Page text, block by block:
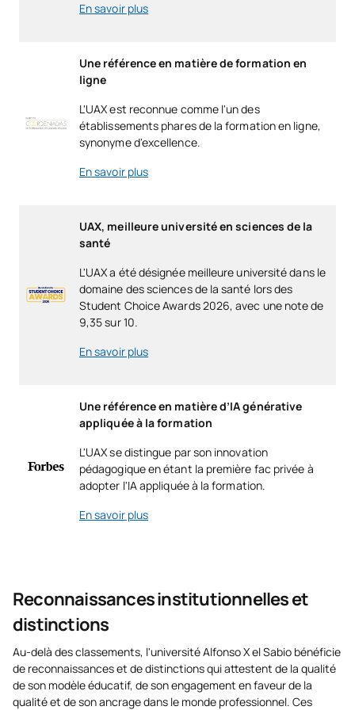
En savoir plus
Une référence en matière de formation en
ligne
L'UAX est reconnue comme l'un des
établissements phares de la formation en ligne,
synonyme d'excellence.
En savoir plus
UAX, meilleure université en sciences de la
santé
L'UAX a été désignée meilleure université dans le
domaine des sciences de la santé lors des
Student Choice Awards 2026, avec une note de
9,35 sur 10.
En savoir plus
Une référence en matière d’IA générative
appliquée à la formation
L'UAX se distingue par son innovation
pédagogique en étant la première fac privée à
adopter l'IA appliquée à la formation.
En savoir plus
Reconnaissances institutionnelles et
distinctions
Au-delà des classements, l'université Alfonso X el Sabio bénéficie
de reconnaissances et de distinctions qui attestent de la qualité
de son modèle éducatif, de son engagement en faveur de la
qualité et de son ancrage dans le monde professionnel. Ces